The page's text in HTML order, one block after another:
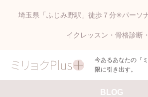
埼玉県「ふじみ野駅」徒歩７分✳︎パーソ
イクレッスン・骨格診断
今あるあなたの『
限に引き出す。
BLOG